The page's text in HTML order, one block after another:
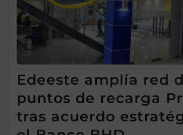
Edeeste amplía red
puntos de recarga
tras acuerdo